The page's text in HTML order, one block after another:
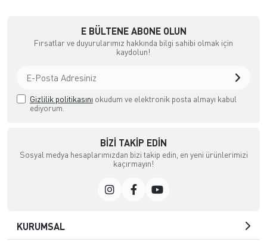
E BÜLTENE ABONE OLUN
Fırsatlar ve duyurularımız hakkında bilgi sahibi olmak için
kaydolun!
Gizlilik politikasını okudum ve elektronik posta almayı kabul
ediyorum.
BIZI TAKIP EDIN
Sosyal medya hesaplarımızdan bizi takip edin, en yeni ürünlerimizi
kaçırmayın!
KURUMSAL